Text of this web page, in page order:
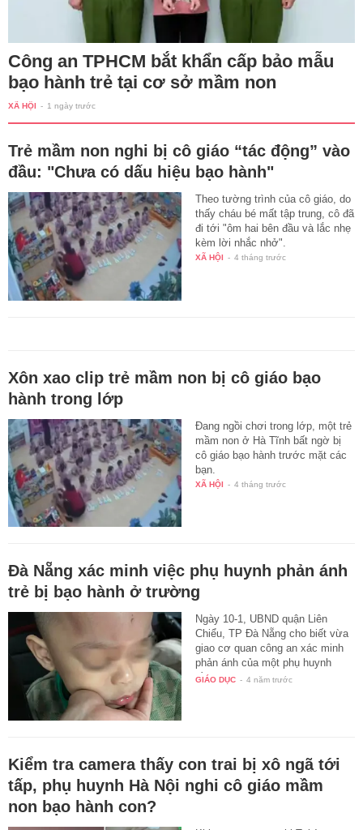
Công an TPHCM bắt khẩn cấp bảo mẫu
bạo hành trẻ tại cơ sở mầm non
XÃ HỘI - 1 ngày trước
Trẻ mầm non nghi bị cô giáo “tác động” vào
đầu: "Chưa có dấu hiệu bạo hành"
Theo tường trình của cô giáo, do
thấy cháu bé mất tập trung, cô đã
đi tới "ôm hai bên đầu và lắc nhẹ
kèm lời nhắc nhở".
XÃ HỘI - 4 tháng trước
Xôn xao clip trẻ mầm non bị cô giáo bạo
hành trong lớp
Đang ngồi chơi trong lớp, một trẻ
mầm non ở Hà Tĩnh bất ngờ bị
cô giáo bạo hành trước mặt các
bạn.
XÃ HỘI - 4 tháng trước
Đà Nẵng xác minh việc phụ huynh phản ánh
trẻ bị bạo hành ở trường
Ngày 10-1, UBND quận Liên
Chiểu, TP Đà Nẵng cho biết vừa
giao cơ quan công an xác minh
phản ánh của một phụ huynh
về…
GIÁO DỤC - 4 năm trước
Kiểm tra camera thấy con trai bị xô ngã tới
tấp, phụ huynh Hà Nội nghi cô giáo mầm
non bạo hành con?